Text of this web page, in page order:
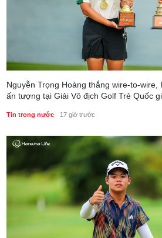
Nguyễn Trọng Hoàng thắng wire-to-wire,
ấn tượng tại Giải Vô địch Golf Trẻ Quốc
Tin trong nước 17 giờ trước